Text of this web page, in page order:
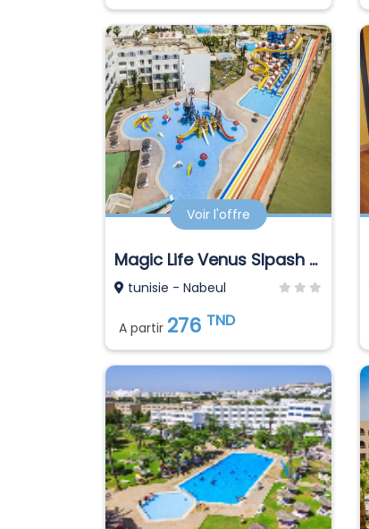
Voir l'offre
Magic Life Venus Slpash World
tunisie - Nabeul
A partir 276 TND